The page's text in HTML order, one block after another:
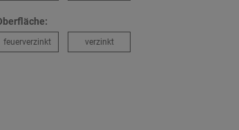
feuerverzinkt verzinkt